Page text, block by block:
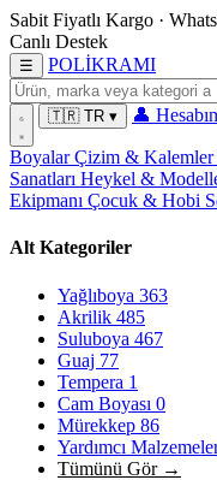
Sabit Fiyatlı Kargo ·
Canlı Destek
☰ POLİKRAMI
🇹🇷 TR ▾ 👤
BoyalarÇizim & Kalemler
Sanatları Heykel &
Ekipmanı Çocuk & Hobi
Alt Kategoriler
Yağlıboya 363
Akrilik 485
Suluboya 467
Guaj 77
Tempera 1
Cam Boyası 0
Mürekkep 86
Yardımcı
Tümünü Gör →